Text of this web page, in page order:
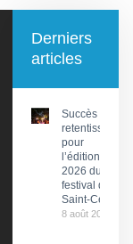
Derniers
articles
Succès
retentissant
pour
l’édition
2026 du
festival de
Saint-Céré
8 août 2026